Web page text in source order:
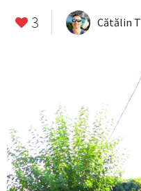
3 Cătălin T